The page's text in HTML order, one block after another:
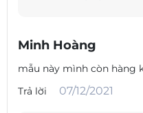
Minh Hoàng
mẫu này mình còn hàng
Trả lời
07/12/2021